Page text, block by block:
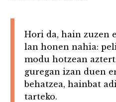
Hori da, hain zuzen
lan honen nahia:
modu hotzean
guregan izan duen
behatzea, hainbat
tarteko.